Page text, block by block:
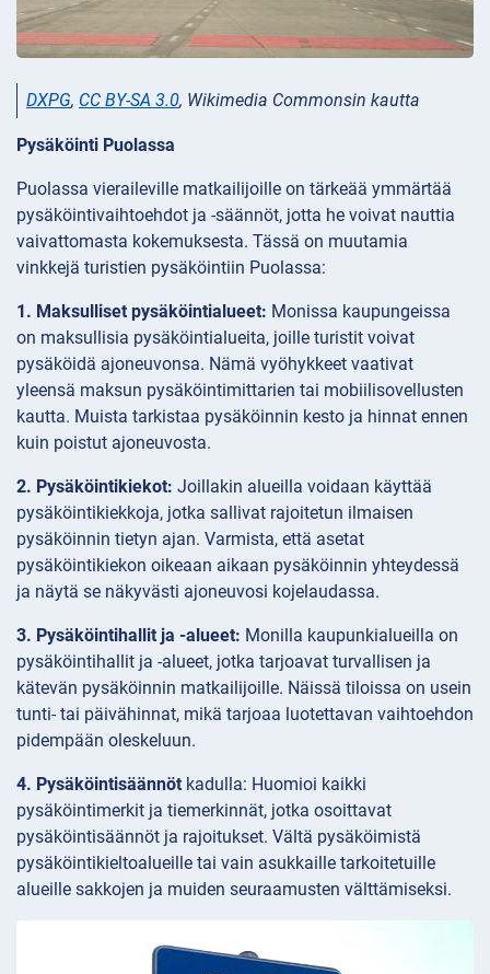
DXPG, CC BY-SA 3.0, Wikimedia Commonsin kautta
Pysäköinti Puolassa
Puolassa vieraileville matkailijoille on tärkeää ymmärtää
pysäköintivaihtoehdot ja -säännöt, jotta he voivat nauttia
vaivattomasta kokemuksesta. Tässä on muutamia
vinkkejä turistien pysäköintiin Puolassa:
1. Maksulliset pysäköintialueet: Monissa kaupungeissa
on maksullisia pysäköintialueita, joille turistit voivat
pysäköidä ajoneuvonsa. Nämä vyöhykkeet vaativat
yleensä maksun pysäköintimittarien tai mobiilisovellusten
kautta. Muista tarkistaa pysäköinnin kesto ja hinnat ennen
kuin poistut ajoneuvosta.
2. Pysäköintikiekot: Joillakin alueilla voidaan käyttää
pysäköintikiekkoja, jotka sallivat rajoitetun ilmaisen
pysäköinnin tietyn ajan. Varmista, että asetat
pysäköintikiekon oikeaan aikaan pysäköinnin yhteydessä
ja näytä se näkyvästi ajoneuvosi kojelaudassa.
3. Pysäköintihallit ja -alueet: Monilla kaupunkialueilla on
pysäköintihallit ja -alueet, jotka tarjoavat turvallisen ja
kätevän pysäköinnin matkailijoille. Näissä tiloissa on usein
tunti- tai päivähinnat, mikä tarjoaa luotettavan vaihtoehdon
pidempään oleskeluun.
4. Pysäköintisäännöt kadulla: Huomioi kaikki
pysäköintimerkit ja tiemerkinnät, jotka osoittavat
pysäköintisäännöt ja rajoitukset. Vältä pysäköimistä
pysäköintikieltoalueille tai vain asukkaille tarkoitetuille
alueille sakkojen ja muiden seuraamusten välttämiseksi.